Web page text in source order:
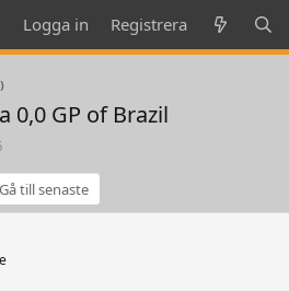
Logga in Registrera
0,0 GP of Brazil
Gå till senaste